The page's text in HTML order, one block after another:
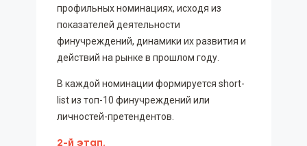
профильных номинациях, исходя из
показателей деятельности
финучреждений, динамики их развития и
действий на рынке в прошлом году.
В каждой номинации формируется short-
list из топ-10 финучреждений или
личностей-претендентов.
2-й этап.